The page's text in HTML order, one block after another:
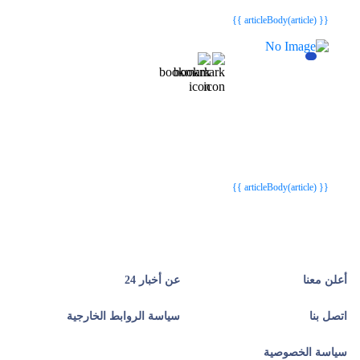
{{ articleBody(article) }}
{{ articleBody(article) }}
أعلن معنا عن أخبار 24
اتصل بنا سياسة الروابط الخارجية
سياسة الخصوصية